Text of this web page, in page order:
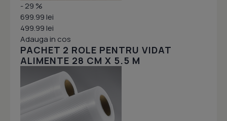
- 29 %
699.99 lei
499.99 lei
Adauga in cos
PACHET 2 ROLE PENTRU VIDAT
ALIMENTE 28 CM X 5.5 M